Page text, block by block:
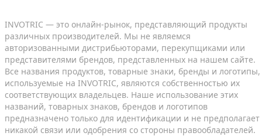
INVOTRIC — это онлайн-рынок, представляющий продукты
различных производителей. Мы не являемся
авторизованными дистрибьюторами, перекупщиками или
представителями брендов, представленных на нашем сайте.
Все названия продуктов, товарные знаки, бренды и логотипы,
используемые на INVOTRIC, являются собственностью их
соответствующих владельцев. Наше использование этих
названий, товарных знаков, брендов и логотипов
предназначено только для идентификации и не предполагает
никакой связи или одобрения со стороны правообладателей.